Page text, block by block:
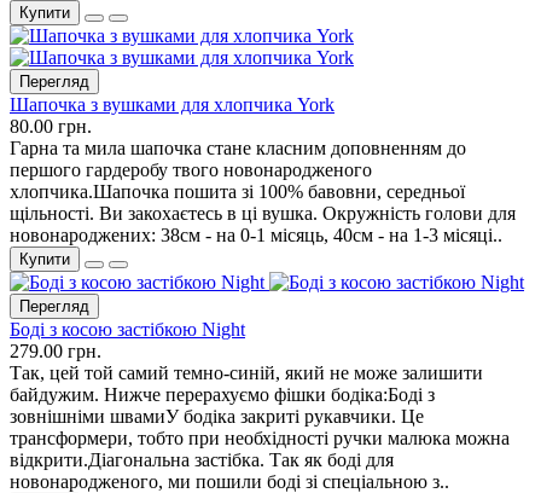
Купити
Перегляд
Шапочка з вушками для хлопчика York
80.00 грн.
Гарна та мила шапочка стане класним доповненням до
першого гардеробу твого новонародженого
хлопчика.Шапочка пошита зі 100% бавовни, середньої
щільності. Ви закохаєтесь в ці вушка. Окружність голови для
новонароджених: 38см - на 0-1 місяць, 40см - на 1-3 місяці..
Купити
Перегляд
Боді з косою застібкою Night
279.00 грн.
Так, цей той самий темно-синій, який не може залишити
байдужим. Нижче перерахуємо фішки бодіка:Боді з
зовнішніми швамиУ бодіка закриті рукавчики. Це
трансформери, тобто при необхідності ручки малюка можна
відкрити.Діагональна застібка. Так як боді для
новонародженого, ми пошили боді зі спеціальною з..